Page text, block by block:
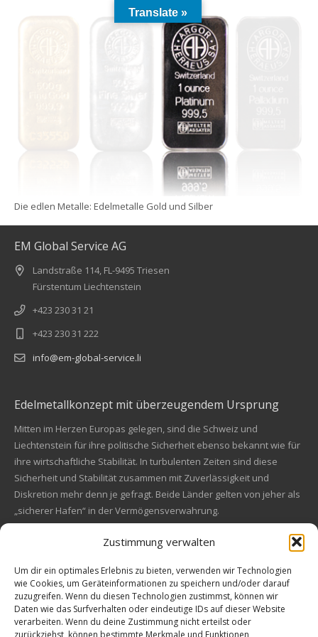
Zustimmung verwalten
Um dir ein optimales Erlebnis zu bieten, verwenden wir Technologien
wie Cookies, um Geräteinformationen zu speichern und/oder darauf
zuzugreifen. Wenn du diesen Technologien zustimmst, können wir
Daten wie das Surfverhalten oder eindeutige IDs auf dieser Website
verarbeiten. Wenn du deine Zustimmung nicht erteilst oder
zurückziehst, können bestimmte Merkmale und Funktionen
Die edlen Metalle: Edelmetalle Gold und Silber
EM Global Service AG
Landstraße 114, FL-9495 Triesen
Fürstentum Liechtenstein
+423 230 31 21
+423 230 31 222
info@em-global-service.li
Edelmetallkonzept mit überzeugendem Ursprung
Mitten im Herzen Europas gelegen, sind die Schweiz und
Liechtenstein für ihre politische Sicherheit ebenso bekannt wie für
ihre wirtschaftliche Stabilität. In turbulenten Zeiten sind diese
Sicherheit und Stabilität zusammen mit Zuverlässigkeit und
Diskretion mehr denn je gefragt. Beide Länder gelten von jeher als
„sicherer Hafen“ in der Vermögensverwahrung.
Financial concept of convincing origin
Located in the heart of Europe, Switzerland and Liechtenstein are
also known for their political safety as for their economic stability.
In these turbulent times, security and stability along with reliability
and discretion are more in demand than ever. Both countries are
always a "safe haven" in asset safe.
Translate »
Kundenbewertungen und Erfahrungen zu
EM Global Service AG